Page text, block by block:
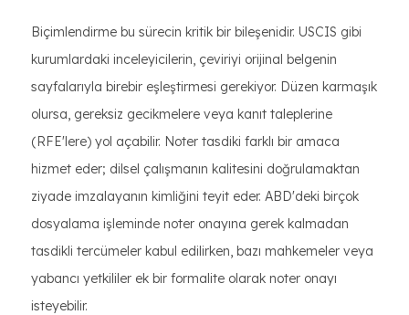
Biçimlendirme bu sürecin kritik bir bileşenidir. USCIS gibi
kurumlardaki inceleyicilerin, çeviriyi orijinal belgenin
sayfalarıyla birebir eşleştirmesi gerekiyor. Düzen karmaşık
olursa, gereksiz gecikmelere veya kanıt taleplerine
(RFE'lere) yol açabilir. Noter tasdiki farklı bir amaca
hizmet eder; dilsel çalışmanın kalitesini doğrulamaktan
ziyade imzalayanın kimliğini teyit eder. ABD'deki birçok
dosyalama işleminde noter onayına gerek kalmadan
tasdikli tercümeler kabul edilirken, bazı mahkemeler veya
yabancı yetkililer ek bir formalite olarak noter onayı
isteyebilir.